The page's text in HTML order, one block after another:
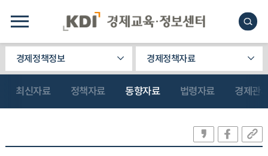
경제정책정보 경제정책자료
최신자료 정책자료 동향자료 법령자료 경제관